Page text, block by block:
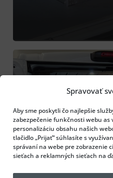
Spravovať
Aby sme poskytli čo najlepšie
zabezpečenie funkčnosti webu as
personalizáciu obsahu našich
tlačidlo „Prijať“ súhlasíte s
správaní na webe pre zobrazenie
sieťach a reklamných sieťach na